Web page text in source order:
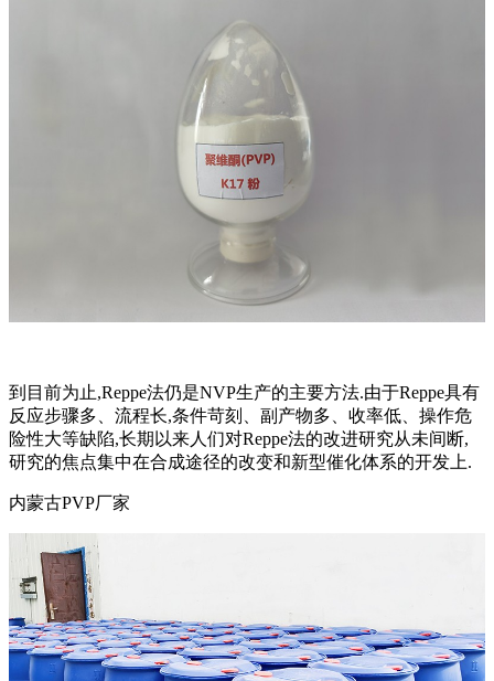
到目前为止,Reppe法仍是NVP生产的主要方法.由于Reppe具有
反应步骤多、流程长,条件苛刻、副产物多、收率低、操作危
险性大等缺陷,长期以来人们对Reppe法的改进研究从未间断,
研究的焦点集中在合成途径的改变和新型催化体系的开发上.
内蒙古PVP厂家